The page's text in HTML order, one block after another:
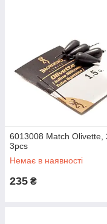
6013008 Match Olivette,
3pcs
Немає в наявності
235 ₴